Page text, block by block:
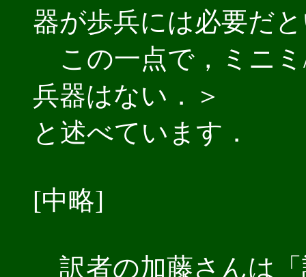
器が歩兵には必要だ
この一点で，ミニミ
兵器はない．＞
と述べています．
[中略]
訳者の加藤さんは